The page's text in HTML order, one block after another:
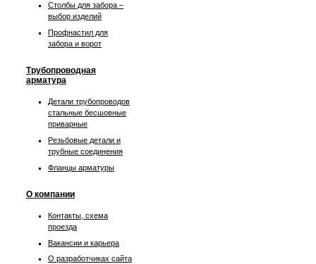
Столбы для забора –
выбор изделий
Профнастил для
забора и ворот
Трубопроводная
арматура
Детали трубопроводов
стальные бесшовные
приварные
Резьбовые детали и
трубные соединения
Фланцы арматуры
О компании
Контакты, схема
проезда
Вакансии и карьера
О разработчиках сайта